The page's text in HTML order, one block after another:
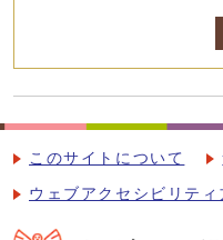
このサイトについて
ウェブアクセシビリティ